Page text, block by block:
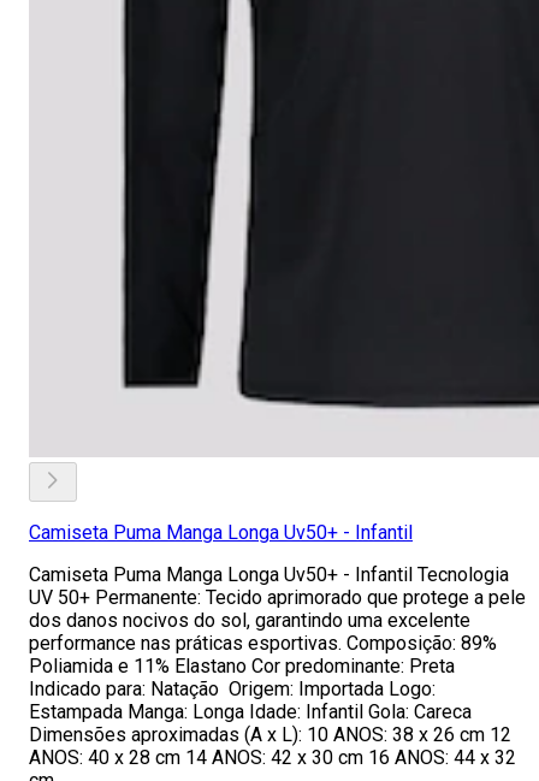
Camiseta Puma Manga Longa Uv50+ - Infantil
Camiseta Puma Manga Longa Uv50+ - Infantil Tecnologia
UV 50+ Permanente: Tecido aprimorado que protege a pele
dos danos nocivos do sol, garantindo uma excelente
performance nas práticas esportivas. Composição: 89%
Poliamida e 11% Elastano Cor predominante: Preta
Indicado para: Natação Origem: Importada Logo:
Estampada Manga: Longa Idade: Infantil Gola: Careca
Dimensões aproximadas (A x L): 10 ANOS: 38 x 26 cm 12
ANOS: 40 x 28 cm 14 ANOS: 42 x 30 cm 16 ANOS: 44 x 32